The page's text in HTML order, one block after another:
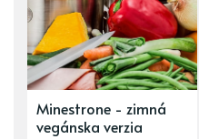
Minestrone - zimná
vegánska verzia